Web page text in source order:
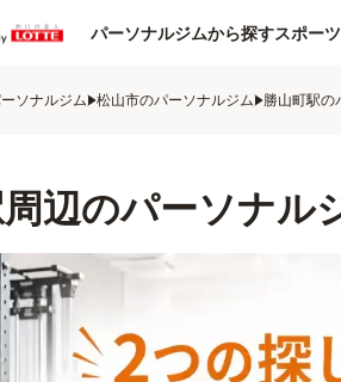
パーソナルジムから探すスポー
ソナルジム 松山市のパーソナルジム 勝山町駅の
辺のパーソナル